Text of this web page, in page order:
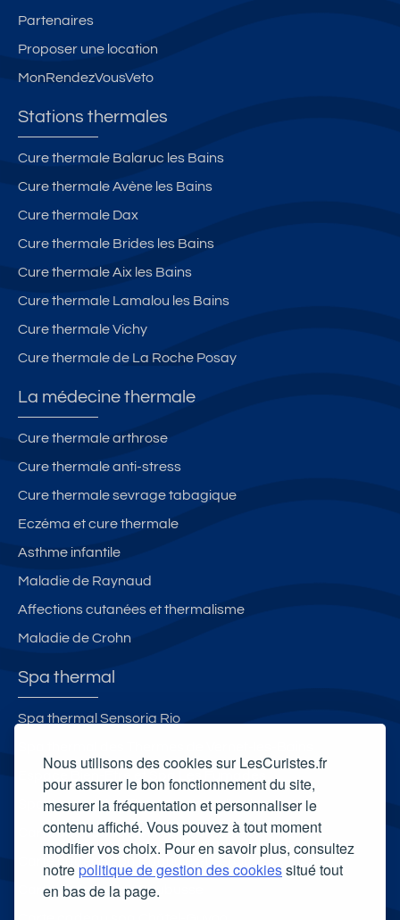
Nous utilisons des cookies sur LesCuristes.fr
pour assurer le bon fonctionnement du site,
mesurer la fréquentation et personnaliser le
contenu affiché. Vous pouvez à tout moment
modifier vos choix. Pour en savoir plus, consultez
notrepolitique de gestion des cookiessitué tout
en bas de la page.
Partenaires
Proposer une location
MonRendezVousVeto
Stations thermales
Cure thermale Balaruc les Bains
Cure thermale Avène les Bains
Cure thermale Dax
Cure thermale Brides les Bains
Cure thermale Aix les Bains
Cure thermale Lamalou les Bains
Cure thermale Vichy
Cure thermale de La Roche Posay
La médecine thermale
Cure thermale arthrose
Cure thermale anti-stress
Cure thermale sevrage tabagique
Eczéma et cure thermale
Asthme infantile
Maladie de Raynaud
Affections cutanées et thermalisme
Maladie de Crohn
Spa thermal
Spa thermal Sensoria Rio
Espace Bien-Être et Spa Les Fumades
Spa thermal des Thermes de Molitg-les-Bains
Carte cadeau spa Vichy
Carte cadeau spa Bagnoles-de-l'Orne
Carte cadeau spa Saubusse